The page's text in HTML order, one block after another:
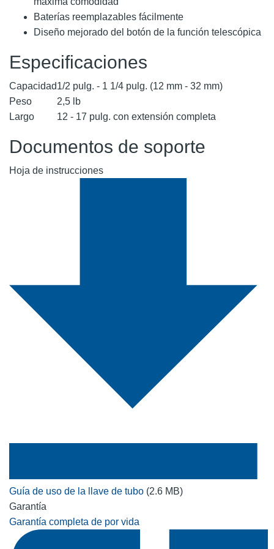
Baterías reemplazables fácilmente
Diseño mejorado del botón de la función telescópica
Especificaciones
Capacidad1/2 pulg. - 1 1/4 pulg. (12 mm - 32 mm)
Peso
2,5 lb
Largo
12 - 17 pulg. con extensión completa
Documentos de soporte
Hoja de instrucciones
Guía de uso de la llave de tubo (2.6 MB)
Garantía
Garantía completa de por vida